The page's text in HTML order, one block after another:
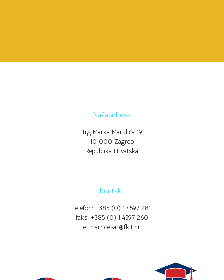
Naša adresa
Trg Marka Marulića 19
10 000 Zagreb
Republika Hrvatska
Kontakt
telefon: +385 (0) 1 4597 281
faks: +385 (0) 1 4597 260
e-mail: cesar@fkit.hr